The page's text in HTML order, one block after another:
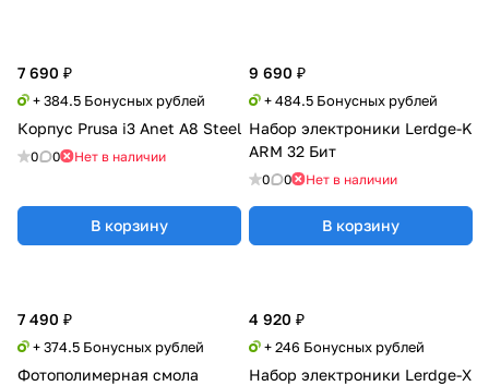
7 690 ₽
+ 384.5 Бонусных рублей
Корпус Prusa i3 Anet A8 Steel
0 0 Нет в наличии
В корзину
9 690 ₽
+ 484.5 Бонусных рублей
Набор электроники Lerdge-K
ARM 32 Бит
0 0 Нет в наличии
В корзину
7 490 ₽
+ 374.5 Бонусных рублей
Фотополимерная смола
4 920 ₽
+ 246 Бонусных рублей
Набор электроники Lerdge-X